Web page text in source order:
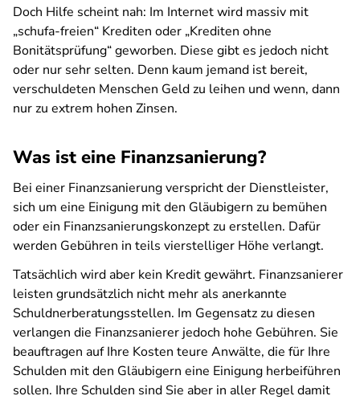
Doch Hilfe scheint nah: Im Internet wird massiv mit
„schufa-freien“ Krediten oder „Krediten ohne
Bonitätsprüfung“ geworben. Diese gibt es jedoch nicht
oder nur sehr selten. Denn kaum jemand ist bereit,
verschuldeten Menschen Geld zu leihen und wenn, dann
nur zu extrem hohen Zinsen.
Was ist eine Finanzsanierung?
Bei einer Finanzsanierung verspricht der Dienstleister,
sich um eine Einigung mit den Gläubigern zu bemühen
oder ein Finanzsanierungskonzept zu erstellen. Dafür
werden Gebühren in teils vierstelliger Höhe verlangt.
Tatsächlich wird aber kein Kredit gewährt. Finanzsanierer
leisten grundsätzlich nicht mehr als anerkannte
Schuldnerberatungsstellen. Im Gegensatz zu diesen
verlangen die Finanzsanierer jedoch hohe Gebühren. Sie
beauftragen auf Ihre Kosten teure Anwälte, die für Ihre
Schulden mit den Gläubigern eine Einigung herbeiführen
sollen. Ihre Schulden sind Sie aber in aller Regel damit